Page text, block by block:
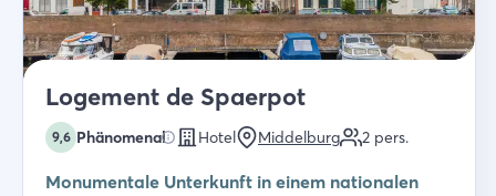
Logement de Spaerpot
9,6 Phänomenal Hotel Middelburg 2 pers.
Monumentale Unterkunft in einem nationalen